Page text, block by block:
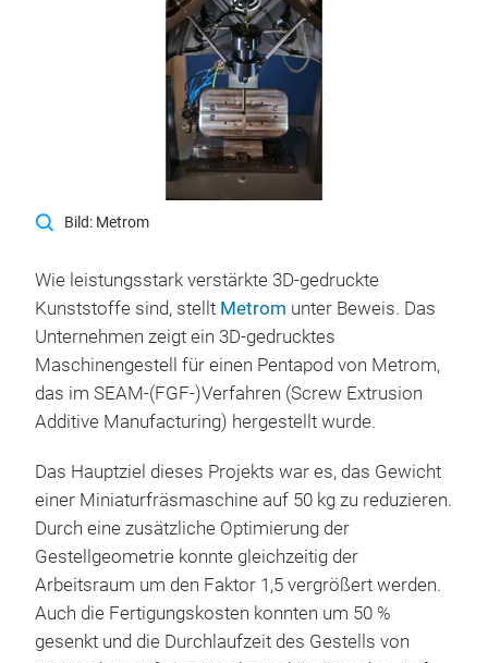
Bild: Metrom
Wie leistungsstark verstärkte 3D-gedruckte
Kunststoffe sind, stellt Metrom unter Beweis. Das
Unternehmen zeigt ein 3D-gedrucktes
Maschinengestell für einen Pentapod von Metrom,
das im SEAM-(FGF-)Verfahren (Screw Extrusion
Additive Manufacturing) hergestellt wurde.
Das Hauptziel dieses Projekts war es, das Gewicht
einer Miniaturfräsmaschine auf 50 kg zu reduzieren.
Durch eine zusätzliche Optimierung der
Gestellgeometrie konnte gleichzeitig der
Arbeitsraum um den Faktor 1,5 vergrößert werden.
Auch die Fertigungskosten konnten um 50 %
gesenkt und die Durchlaufzeit des Gestells von